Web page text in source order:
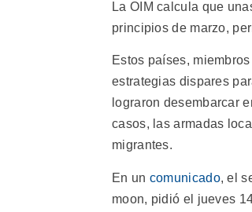
La OIM calcula que
principios de marzo,
Estos países,
estrategias dispares
lograron desembarcar
casos, las armadas
migrantes.
En un comunicado, el
moon, pidió el jueves